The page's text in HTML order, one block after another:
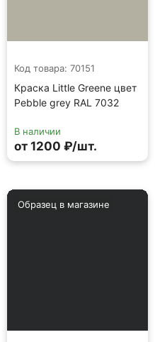
Код товара: 70151
Краска Little Greene цвет
Pebble grey RAL 7032
В наличии
от 1200 ₽/шт.
Образец в магазине